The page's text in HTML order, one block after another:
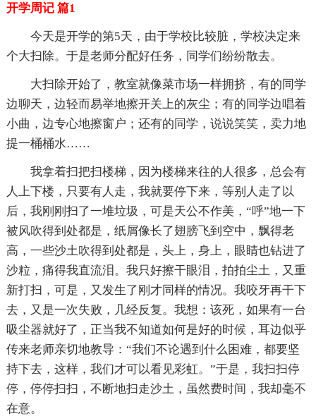
开学周记 篇1
今天是开学的第5天，由于学校比较脏，学校决定来
个大扫除。于是老师分配好任务，同学们纷纷散去。
大扫除开始了，教室就像菜市场一样拥挤，有的同学
边聊天，边轻而易举地擦开关上的灰尘；有的同学边唱着
小曲，边专心地擦窗户；还有的同学，说说笑笑，卖力地
提一桶桶水……
我拿着扫把扫楼梯，因为楼梯来往的人很多，总会有
人上下楼，只要有人走，我就要停下来，等别人走了以
后，我刚刚扫了一堆垃圾，可是天公不作美，“呼”地一下
被风吹得到处都是，纸屑像长了翅膀飞到空中，飘得老
高，一些沙土吹得到处都是，头上，身上，眼睛也钻进了
沙粒，痛得我直流泪。我只好擦干眼泪，拍拍尘土，又重
新打扫，可是，又发生了刚才同样的情况。我咬牙再干下
去，又是一次失败，几经反复。我想：该死，如果有一台
吸尘器就好了，正当我不知道如何是好的时候，耳边似乎
传来老师亲切地教导：“我们不论遇到什么困难，都要坚
持下去，这样，我们才可以看见彩虹。”于是，我扫扫停
停，停停扫扫，不断地扫走沙土，虽然费时间，我却毫不
在意。